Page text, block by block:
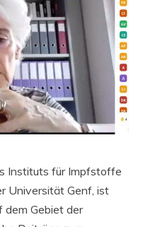
Instituts für Impfstoffe
Universität Genf, ist
dem Gebiet der